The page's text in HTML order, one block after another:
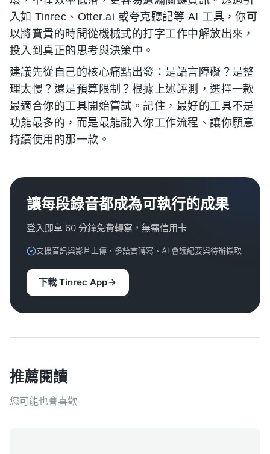
入如 Tinrec、Otter.ai 或夸克聽記等 AI 工具，你可
以將寶貴的時間從機械式的打字工作中解放出來，
投入到真正的思考與決策中。
建議先從自己的核心痛點出發：是語言障礙？是整
理太慢？還是預算限制？根據上述評測，選擇一款
最適合你的工具開始嘗試。記住，最好的工具不是
功能最多的，而是最能融入你工作流程、讓你願意
持續使用的那一款。
讓每段錄音都成為可執行的成果
登入即享 60 分鐘免費轉寫，無需信用卡
支援音訊與影片上傳、多語言轉寫、AI 會議紀要與待辦擷取
下載 Tinrec App
推薦閱讀
您可能也會喜歡